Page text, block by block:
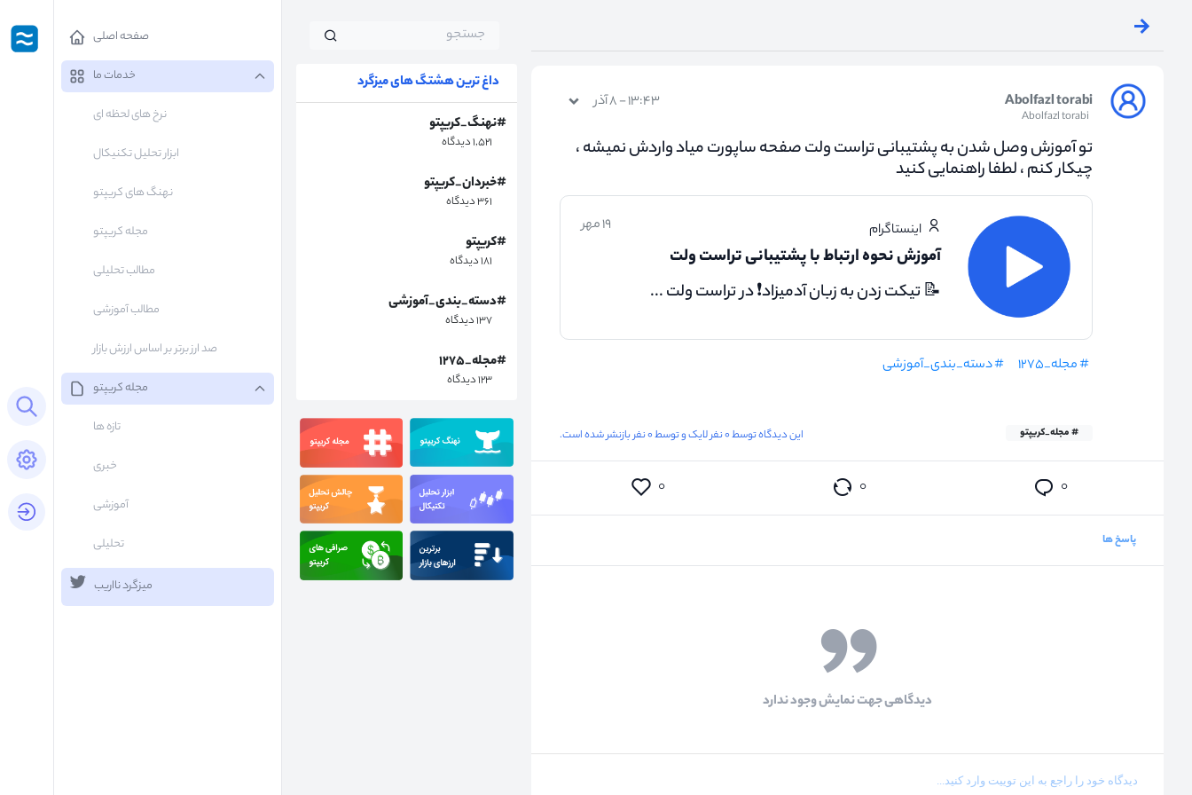
Open search panel
Open settings panel
login button
صفحه اصلی
خدمات ما
نرخ های لحظه ای
ابزار تحلیل تکنیکال
نهنگ های کریپتو
مجله کریپتو
مطالب تحلیلی
مطالب آموزشی
صد ارز برتر بر اساس ارزش بازار
مجله کریپتو
تازه ها
خبری
آموزشی
تحلیلی
میزگرد نااریب
Abolfazl torabi
Abolfazl torabi
۱۳:۴۳ - ۸ آذر
تو آموزش وصل شدن به پشتیبانی تراست ولت صفحه ساپورت میاد واردش نمیشه ،
چیکار کنم ، لطفا راهنمایی کنید
اینستاگرام ۱۹ مهر
آموزش نحوه ارتباط با پشتیبانی تراست ولت
📝 تیکت زدن به زبان آدمیزاد❗ در تراست ولت ...
# مجله_۱۲۷۵ # دسته_بندی_آموزشی
این دیدگاه توسط ۰ نفر لایک و توسط ۰ نفر بازنشر شده است. # مجله_کریپتو
۰ ۰ ۰
پاسخ ها
دیدگاهی جهت نمایش وجود ندارد
داغ ترین هشتگ های میزگرد
#نهنگ_کریپتو
۱,۵۲۱ دیدگاه
#خبردان_کریپتو
۳۶۱ دیدگاه
#کریپتو
۱۸۱ دیدگاه
#دسته_بندی_آموزشی
۱۳۷ دیدگاه
#مجله_۱۲۷۵
۱۲۳ دیدگاه